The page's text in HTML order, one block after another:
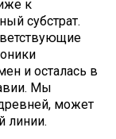
к
субстрат.
и осталась в
Мы
может
линии.